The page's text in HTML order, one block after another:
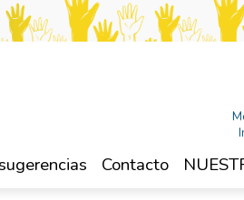
Contacto